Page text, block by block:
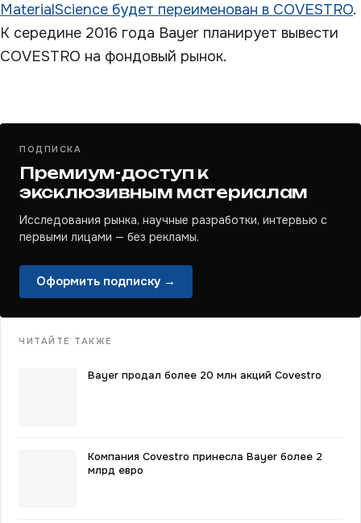
MaterialScience будет переименован в COVESTRO.
К середине 2016 года Bayer планирует вывести
COVESTRO на фондовый рынок.
ПОДПИСКА
Премиум-доступ к
эксклюзивным материалам
Исследования рынка, научные разработки, интервью с
первыми лицами — без рекламы.
Оформить подписку →
ЧИТАЙТЕ ТАКЖЕ
Bayer продал более 20 млн акций Covestro
Компания Covestro принесла Bayer более 2
млрд евро